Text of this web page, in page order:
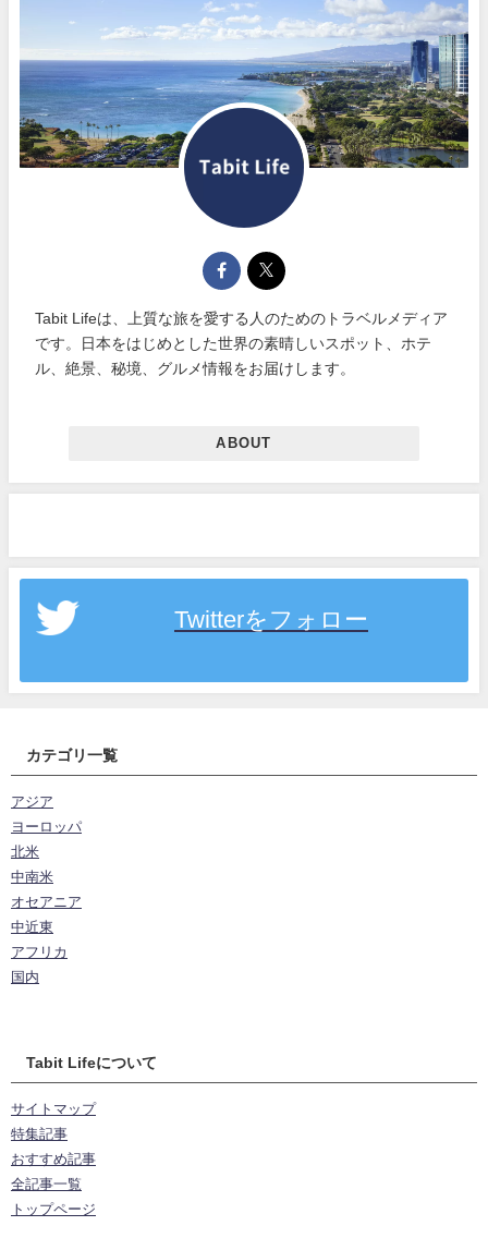
Tabit Lifeは、上質な旅を愛する人のためのトラベルメディア
です。日本をはじめとした世界の素晴しいスポット、ホテ
ル、絶景、秘境、グルメ情報をお届けします。
ABOUT
Twitterをフォロー
カテゴリ一覧
アジア
ヨーロッパ
北米
中南米
オセアニア
中近東
アフリカ
国内
Tabit Lifeについて
サイトマップ
特集記事
おすすめ記事
全記事一覧
トップページ